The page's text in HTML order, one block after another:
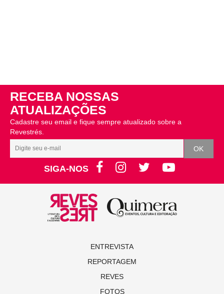
RECEBA NOSSAS
ATUALIZAÇÕES
Cadastre seu email e fique sempre atualizado sobre a
Revestrés.
SIGA-NOS
ENTREVISTA
REPORTAGEM
REVES
FOTOS